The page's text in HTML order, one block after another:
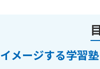
イメージする学習塾